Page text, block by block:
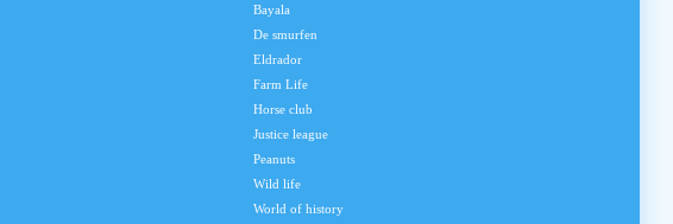
Bayala
De smurfen
Eldrador
Farm Life
Horse club
Justice league
Peanuts
Wild life
World of history